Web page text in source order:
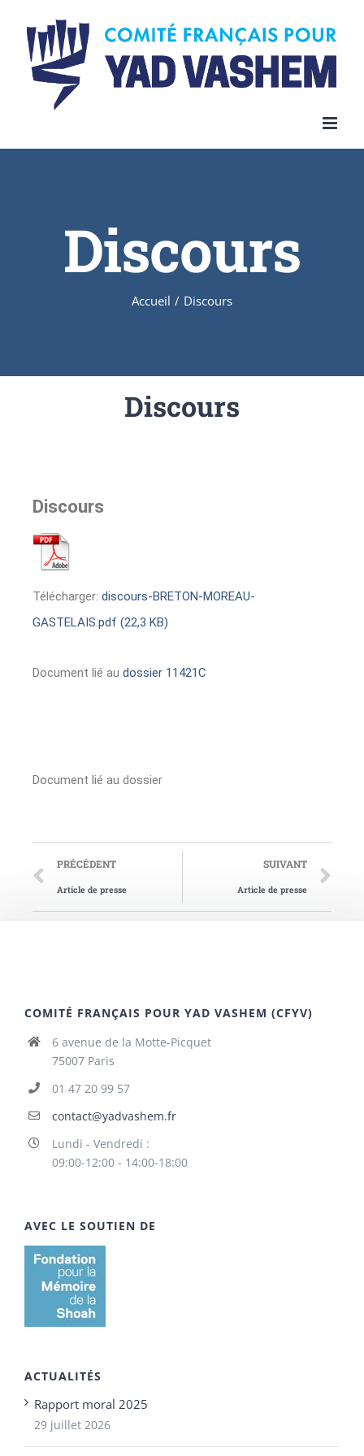
Discours
Accueil / Discours
Discours
Discours
Télécharger: discours-BRETON-MOREAU-
GASTELAIS.pdf (22,3 KB)
Document lié au dossier 11421C
Document lié au dossier
PRÉCÉDENT
Article de presse
SUIVANT
Article de presse
COMITÉ FRANÇAIS POUR YAD VASHEM (CFYV)
6 avenue de la Motte-Picquet
75007 Paris
01 47 20 99 57
contact@yadvashem.fr
Lundi - Vendredi :
09:00-12:00 - 14:00-18:00
AVEC LE SOUTIEN DE
ACTUALITÉS
Rapport moral 2025
29 juillet 2026